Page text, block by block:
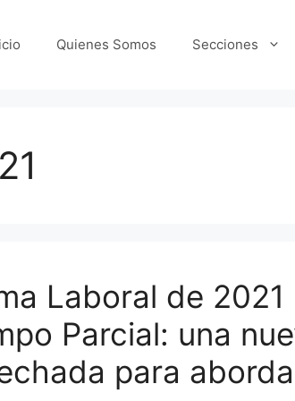
Quienes Somos Secciones
Laboral de 2021
Parcial: una
para